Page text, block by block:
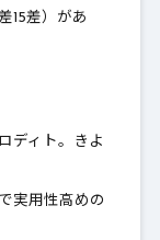
15差）があ
ディト。きよ
実用性高めの